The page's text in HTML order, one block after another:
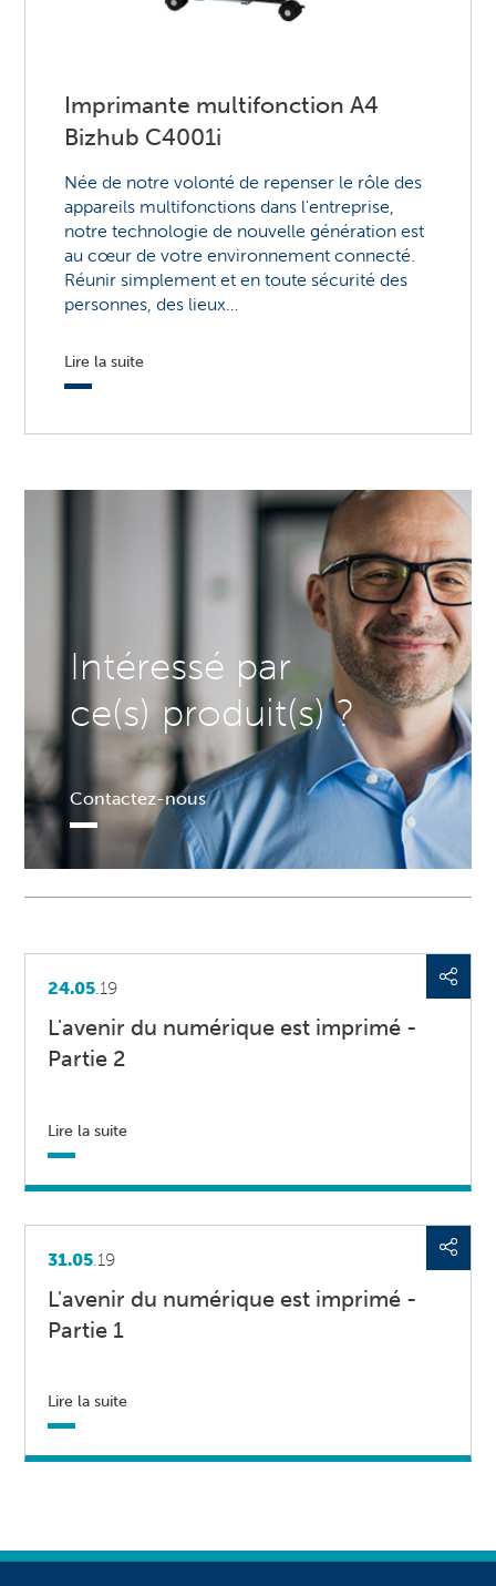
Imprimante multifonction A4
Bizhub C4001i
Née de notre volonté de repenser le rôle des
appareils multifonctions dans l'entreprise,
notre technologie de nouvelle génération est
au cœur de votre environnement connecté.
Réunir simplement et en toute sécurité des
personnes, des lieux…
Lire la suite
Intéressé par
ce(s) produit(s) ?
Contactez-nous
24.05.19
L'avenir du numérique est imprimé -
Partie 2
Lire la suite
31.05 .19
L'avenir du numérique est imprimé -
Partie 1
Lire la suite